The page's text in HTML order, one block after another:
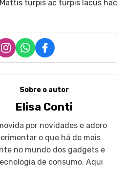
turpis ac turpis lacus hac
WhatsApp
Facebook
Sobre o autor
Elisa Conti
por novidades e adoro
o que há de mais
no mundo dos gadgets e
de consumo. Aqui